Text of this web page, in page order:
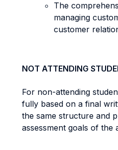
The
managing
customer
NOT ATTENDING
For non-attending
fully based on a final
the same structure and
assessment goals of the